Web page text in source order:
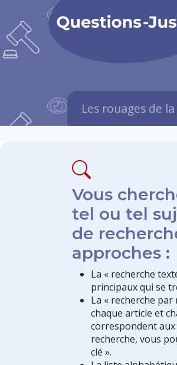
Les rouages de
Vous
tel ou tel
de
approches :
La « recherche
principaux qui se
La « recherche
chaque article et
correspondent
recherche, vous
clé ».